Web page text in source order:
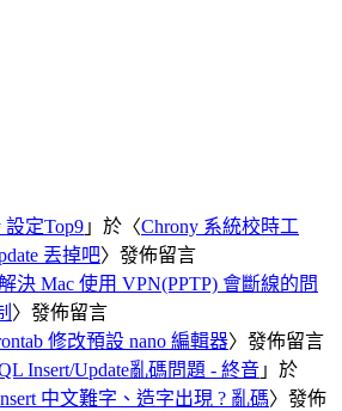
設定Top9 」於〈Chrony 系統校時工
丟掉吧〉發佈留言
決 Mac 使用 VPN(PPTP) 會斷線的問
〉發佈留言
修改預設 nano 編輯器〉發佈留言
Insert/Update亂碼問題 - 終音 」於
中文難字、造字出現 ? 亂碼〉發佈